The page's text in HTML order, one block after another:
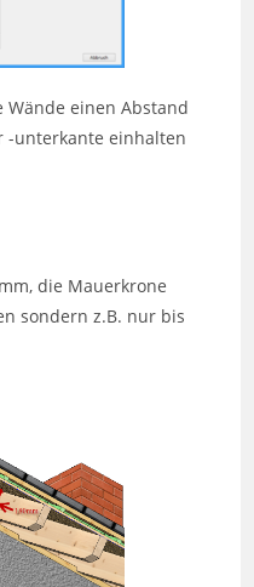
Wände einen Abstand
-unterkante einhalten
die Mauerkrone
sondern z.B. nur bis